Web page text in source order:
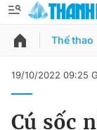
QUẢNG CÁO
Đổi mật
Thể thao
19/10/2022 09:25
Cú sốc